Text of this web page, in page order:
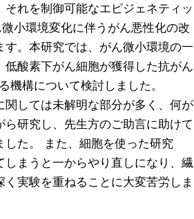
れを制御可能なエピジェネティッ
小環境変化に伴うがん悪性化の改
。本研究では、がん微小環境の一
酸素下がん細胞が獲得した抗がん
機構について検討しました。
関しては未解明な部分が多く、何が
研究し、先生方のご助言に助けて
した。 また、細胞を使った研究
しまうと一からやり直しになり、繊
実験を重ねることに大変苦労しま